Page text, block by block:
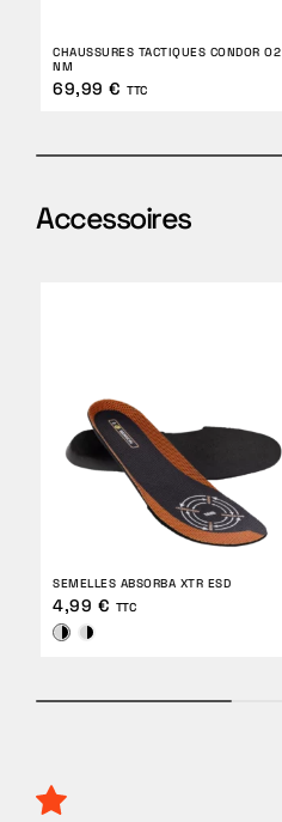
CHAUSSURES TACTIQUES CONDOR O2
NM
69,99 € TTC
Accessoires
SEMELLES ABSORBA XTR ESD
4,99 € TTC